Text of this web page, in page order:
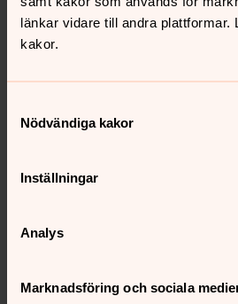
länkar vidare till andra plattformar.
kakor.
Nödvändiga kakor
Inställningar
Analys
Marknadsföring och sociala
Bårtäcke Västra, löpare